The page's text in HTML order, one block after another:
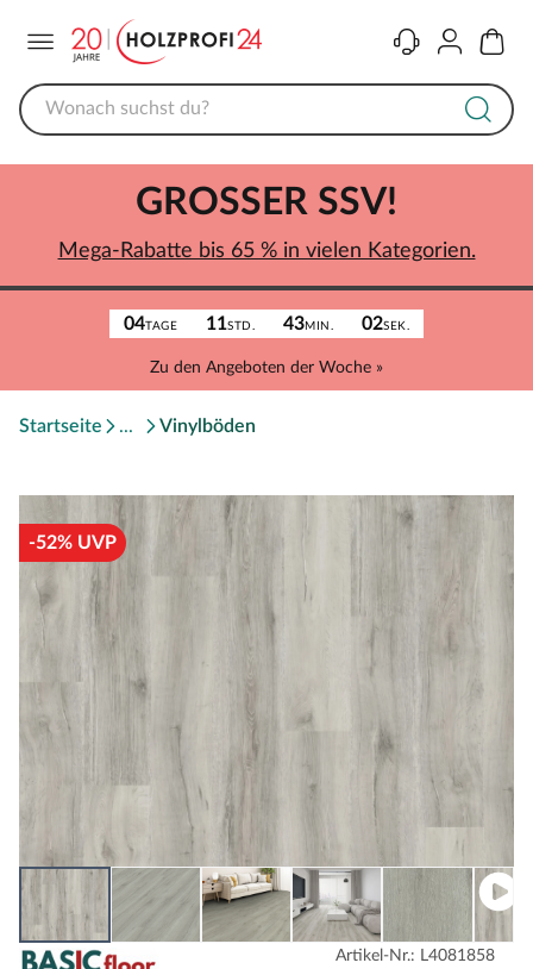
KontaktKonto
04TAGE 11STD. 43MIN. 02SEK.
Zu den Angeboten der Woche »
GROSSER SSV!
Mega-Rabatte bis 65 % in vielen Kategorien.
Startseite Vinylböden
-52% UVP
Artikel-Nr.: L4081858